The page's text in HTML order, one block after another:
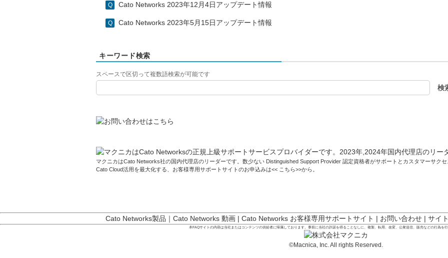
Cato Networks 2023年12月4日アップデート情報
Cato Networks 2023年5月15日アップデート情報
キーワード検索
スペースで区切って複数語検索が可能です
マクニカはCato Networks社の国内代理店のリーダーです。数少ない Distinguished Support Provider 認定資格者がサポートとカスタマーサクセ
Cato Cloud活用を最大化する、お客様専用サポートサイトのお申込みは<< こちら>>から。
Cato Networks製品 ｜ Cato Networks 動画| Cato Networks お客様専用サポートサイト | お問い合わせ| サイ
本FAQサイトの内容は当社またはコンテンツの供給者に帰属しております。事前に当社の許諾を得ることなしに、複製、転用、改変、公衆送信、販売などの行為を行
©Macnica, Inc. All rights Reserved.